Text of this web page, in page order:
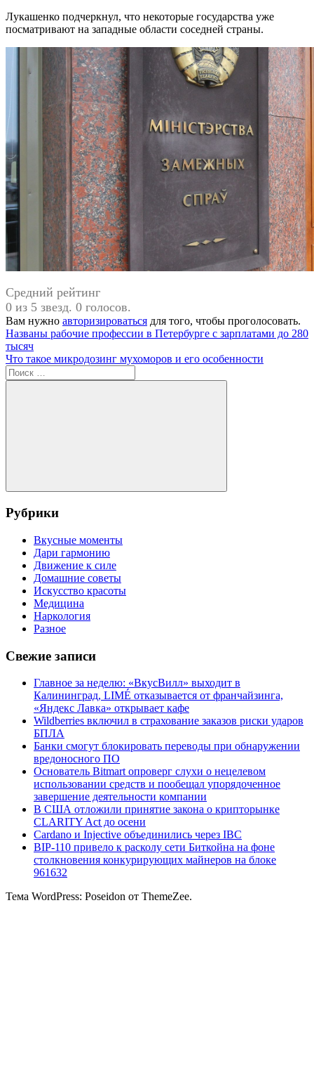
Лукашенко подчеркнул, что некоторые государства уже
посматривают на западные области соседней страны.
Средний рейтинг
0 из 5 звезд. 0 голосов.
Вам нужно авторизироваться для того, чтобы проголосовать.
Навигация
по
записям
Предыдущая
запись:
Названы рабочие профессии в Петербурге с зарплатами до 280
тысяч
Следующая
запись:
Что такое микродозинг мухоморов и его особенности
Поиск
для:
Поиск
Рубрики
Вкусные моменты
Дари гармонию
Движение к силе
Домашние советы
Искусство красоты
Медицина
Наркология
Разное
Свежие записи
Главное за неделю: «ВкусВилл» выходит в
Калининград, LIMÉ отказывается от франчайзинга,
«Яндекс Лавка» открывает кафе
Wildberries включил в страхование заказов риски ударов
БПЛА
Банки смогут блокировать переводы при обнаружении
вредоносного ПО
Основатель Bitmart опроверг слухи о нецелевом
использовании средств и пообещал упорядоченное
завершение деятельности компании
В США отложили принятие закона о крипторынке
CLARITY Act до осени
Cardano и Injective объединились через IBC
BIP-110 привело к расколу сети Биткойна на фоне
столкновения конкурирующих майнеров на блоке
961632
Тема WordPress: Poseidon от ThemeZee.